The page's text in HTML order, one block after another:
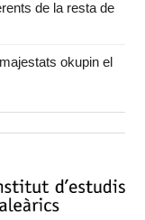
de la resta de
okupin el